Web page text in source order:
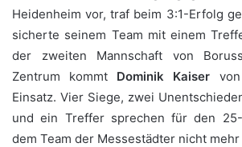
Heidenheim vor, traf beim 3:1-Erfolg
sicherte seinem Team mit einem
der zweiten Mannschaft von
Zentrum kommt Dominik Kaiser
Einsatz. Vier Siege, zwei
und ein Treffer sprechen für den
dem Team der Messestädter nicht